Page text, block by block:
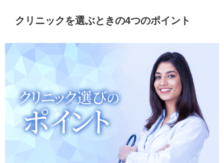
クリニックを選ぶときの4つのポイント